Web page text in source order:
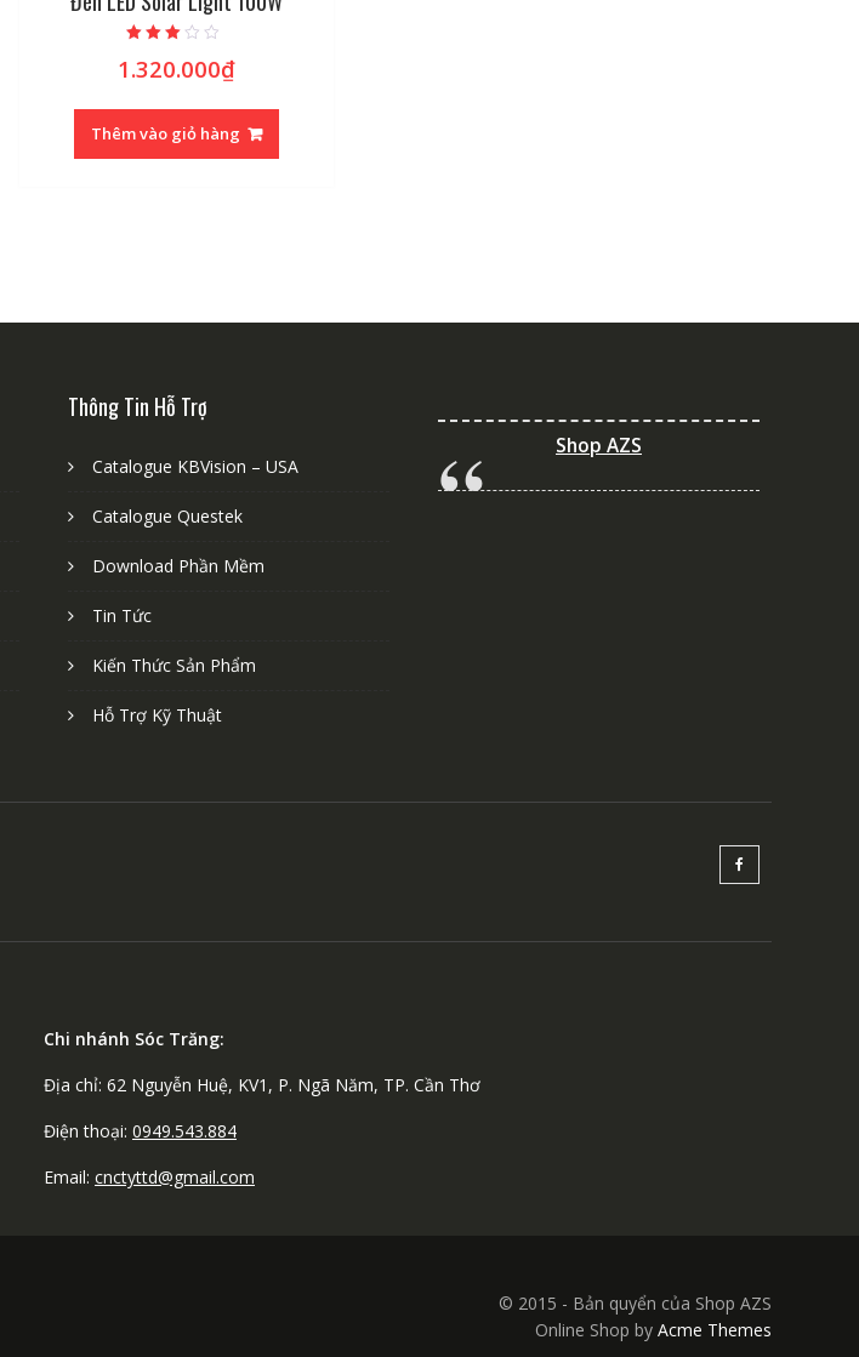
xếp hạng
2.89
1.320.000₫
Thêm vào giỏ hàng
Thông Tin Hỗ Trợ
Catalogue KBVision – USA
Catalogue Questek
Download Phần Mềm
Tin Tức
Kiến Thức Sản Phẩm
Hỗ Trợ Kỹ Thuật
Shop AZS
Chi nhánh Sóc Trăng:
Địa chỉ: 62 Nguyễn Huệ, KV1, P. Ngã Năm, TP. Cần Thơ
Điện thoại: 0949.543.884
Email: cnctyttd@gmail.com
© 2015 - Bản quyển của Shop AZS
Online Shop by Acme Themes